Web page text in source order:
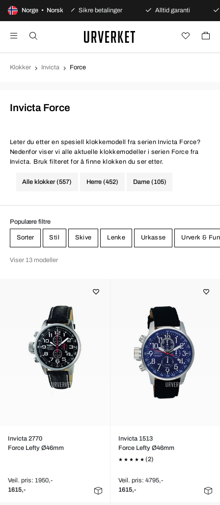
Norge • Norsk
åpent kjøp Sikre betalinger Alltid garanti
Klokker Invicta Force
Invicta Force
Leter du etter en spesiell klokkemodell fra serien Invicta Force?
Nedenfor viser vi alle aktuelle klokkemodeller i serien Force fra
Invicta. Bruk filteret for å finne klokken du ser etter.
Alle klokker (557) Herre (452) Dame (105)
Populære filtre
Sorter Stil Skive Lenke Urkasse Urverk &
Viser 13 modeller
Invicta 2770
Force Lefty Ø46mm
Veil. pris: 1950,-
1615,-
Invicta 1513
Force Lefty Ø46mm
(2)
Veil. pris: 4795,-
1615,-